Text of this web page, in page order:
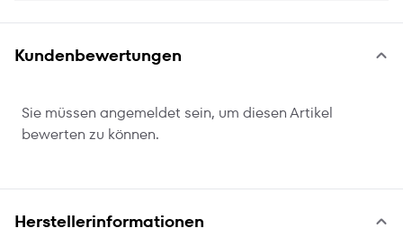
Kundenbewertungen
Sie müssen angemeldet sein, um diesen Artikel
bewerten zu können.
Herstellerinformationen